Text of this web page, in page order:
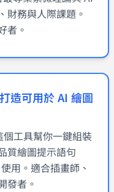
財務與人際課題。
者。
造可用於 AI 繪圖
工具幫你一鍵組裝
質繪圖提示語句
用。適合插畫師、
發者。